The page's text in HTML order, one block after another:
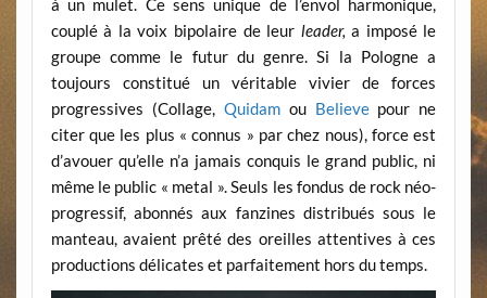
à un mulet. Ce sens unique de l’envol harmonique,
couplé à la voix bipolaire de leur leader, a imposé le
groupe comme le futur du genre. Si la Pologne a
toujours constitué un véritable vivier de forces
progressives (Collage, Quidamou Believepour ne
citer que les plus « connus » par chez nous), force est
d’avouer qu’elle n’a jamais conquis le grand public, ni
même le public « metal ». Seuls les fondus de rock néo-
progressif, abonnés aux fanzines distribués sous le
manteau, avaient prêté des oreilles attentives à ces
productions délicates et parfaitement hors du temps.